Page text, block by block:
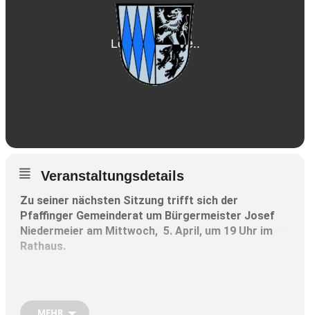
Veranstaltungsdetails
Zu seiner nächsten Sitzung trifft sich der
Pfaffinger Gemeinderat um Bürgermeister Josef
Niedermeier am Mittwoch, 5. April, um 19 Uhr im
Rathaus.